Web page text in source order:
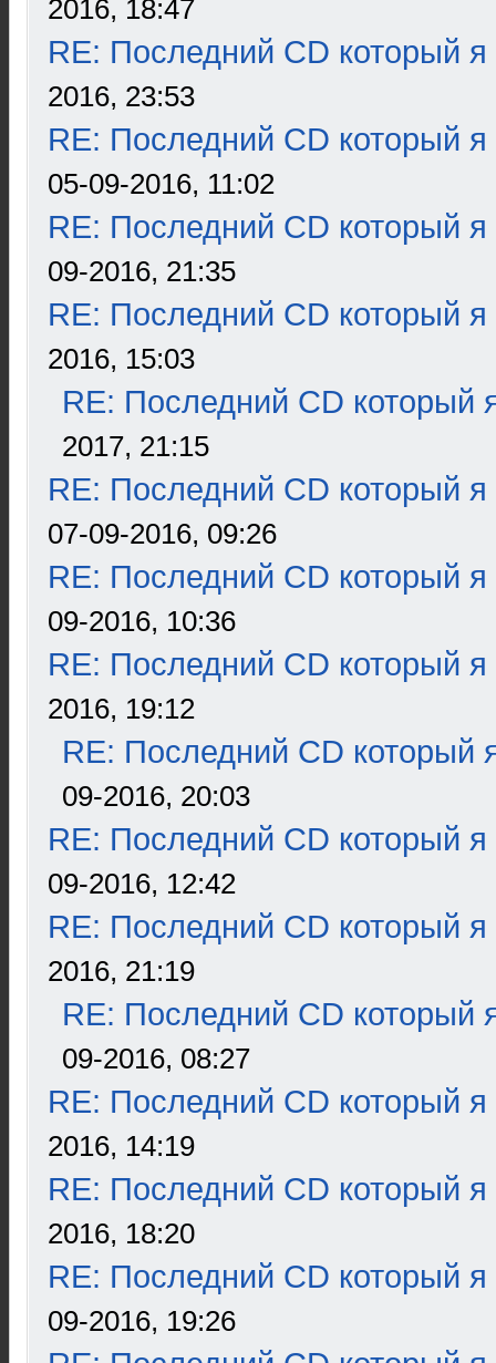
2016, 18:47
RE: Последний CD который я
2016, 23:53
RE: Последний CD который я
05-09-2016, 11:02
RE: Последний CD который я
09-2016, 21:35
RE: Последний CD который я
2016, 15:03
RE: Последний CD который
2017, 21:15
RE: Последний CD который я
07-09-2016, 09:26
RE: Последний CD который я
09-2016, 10:36
RE: Последний CD который я
2016, 19:12
RE: Последний CD который
09-2016, 20:03
RE: Последний CD который я
09-2016, 12:42
RE: Последний CD который я
2016, 21:19
RE: Последний CD который
09-2016, 08:27
RE: Последний CD который я
2016, 14:19
RE: Последний CD который я
2016, 18:20
RE: Последний CD который я
09-2016, 19:26